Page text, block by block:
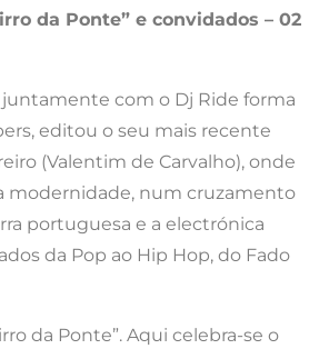
da Ponte” e convidados – 02
juntamente com o Dj Ride forma
editou o seu mais recente
(Valentim de Carvalho), onde
modernidade, num cruzamento
portuguesa e a electrónica
da Pop ao Hip Hop, do Fado
da Ponte”. Aqui celebra-se o